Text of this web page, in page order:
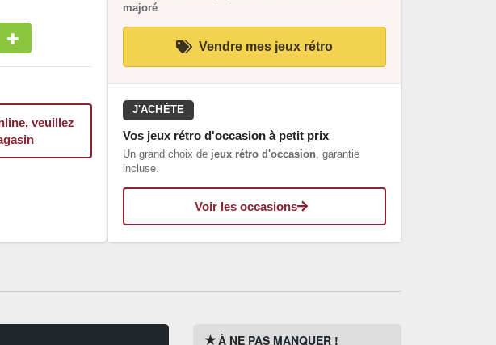
veuillez
majoré.
Vendre mes jeux rétro
J'ACHÈTE
Vos jeux rétro d'occasion à petit prix
Un grand choix de jeux rétro d'occasion, garantie
incluse.
Voir les occasions
À NE PAS MANQUER !